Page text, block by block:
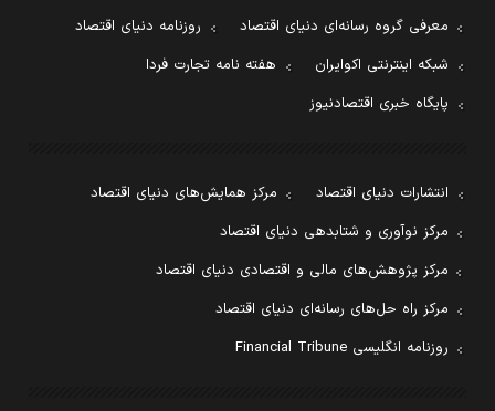
معرفی گروه رسانه‌ای دنیای اقتصاد
روزنامه دنیای اقتصاد
شبکه اینترنتی اکوایران
هفته نامه تجارت فردا
پایگاه خبری اقتصادنیوز
انتشارات دنیای اقتصاد
مرکز همایش‌های دنیای اقتصاد
مرکز نوآوری و شتابدهی دنیای اقتصاد
مرکز پژوهش‌های مالی و اقتصادی دنیای اقتصاد
مرکز راه حل‌های رسانه‌ای دنیای اقتصاد
روزنامه انگلیسی Financial Tribune